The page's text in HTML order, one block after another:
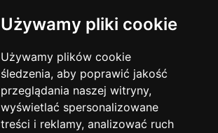
Używamy pliki cookie
Używamy plików cookie
śledzenia, aby poprawić jakość
przeglądania naszej witryny,
wyświetlać spersonalizowane
treści i reklamy, analizować ruch